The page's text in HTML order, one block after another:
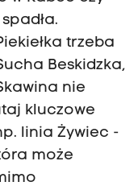
trzeba
Beskidzka,
nie
kluczowe
linia Żywiec -
może